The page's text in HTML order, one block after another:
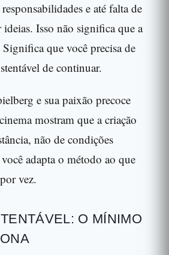
e até falta de
ideias. Isso não significa que a
que você precisa de
de continuar.
e sua paixão precoce
mostram que a criação
não de condições
adapta o método ao que
vez.
O MÍNIMO